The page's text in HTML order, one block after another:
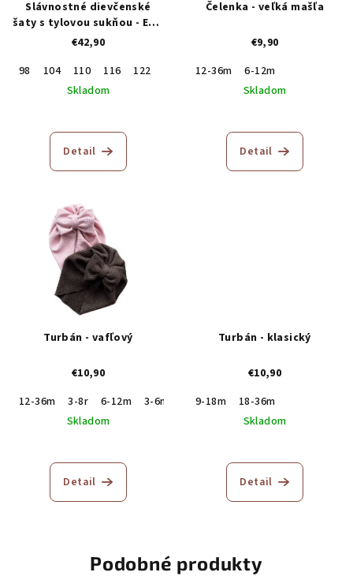
Slávnostné dievčenské
šaty s tylovou sukňou - Ewa
Line
€42,90
98
104 110 116
122
Skladom
Detail
Čelenka - veľká mašľa
€9,90
12-36m
6-12m
Skladom
Detail
Turbán - vafľový
€10,90
12-36m
3-8r 6-12m
3-6m
Skladom
Detail
Turbán - klasický
€10,90
9-18m
18-36m
Skladom
Detail
Podobné produkty